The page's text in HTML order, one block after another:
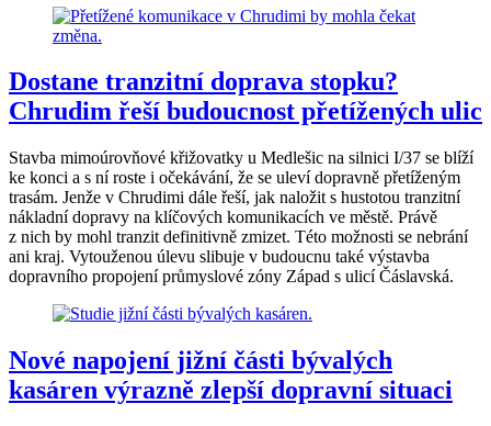
Dostane tranzitní doprava stopku?
Chrudim řeší budoucnost přetížených ulic
Stavba mimoúrovňové křižovatky u Medlešic na silnici I/37 se blíží
ke konci a s ní roste i očekávání, že se uleví dopravně přetíženým
trasám. Jenže v Chrudimi dále řeší, jak naložit s hustotou tranzitní
nákladní dopravy na klíčových komunikacích ve městě. Právě
z nich by mohl tranzit definitivně zmizet. Této možnosti se nebrání
ani kraj. Vytouženou úlevu slibuje v budoucnu také výstavba
dopravního propojení průmyslové zóny Západ s ulicí Čáslavská.
Nové napojení jižní části bývalých
kasáren výrazně zlepší dopravní situaci